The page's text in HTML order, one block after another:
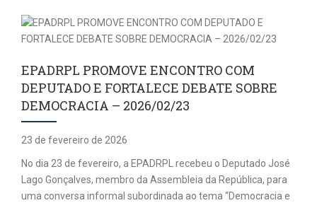
EPADRPL PROMOVE ENCONTRO COM
DEPUTADO E FORTALECE DEBATE SOBRE
DEMOCRACIA – 2026/02/23
23 de fevereiro de 2026
No dia 23 de fevereiro, a EPADRPL recebeu o Deputado José
Lago Gonçalves, membro da Assembleia da República, para
uma conversa informal subordinada ao tema “Democracia e